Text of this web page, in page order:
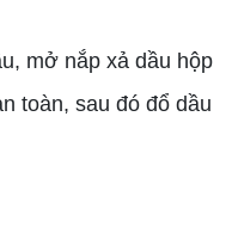
mở nắp xả dầu hộp
toàn, sau đó đổ dầu